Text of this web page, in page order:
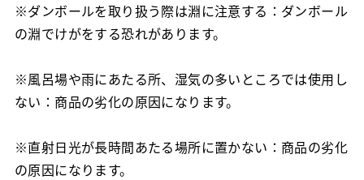
※ダンボールを取り扱う際は淵に注意する：ダンボール
の淵でけがをする恐れがあります。
※風呂場や雨にあたる所、湿気の多いところでは使用し
ない：商品の劣化の原因になります。
※直射日光が長時間あたる場所に置かない：商品の劣化
の原因になります。